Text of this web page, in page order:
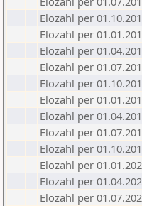
Elozahl per
Elozahl per
Elozahl per
Elozahl per
Elozahl per
Elozahl per
Elozahl per
Elozahl per
Elozahl per
Elozahl per
Elozahl per
Elozahl per